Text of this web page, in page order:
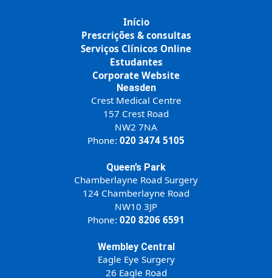
Início
Prescrições & consultas
Serviços Clínicos Online
Estudantes
Corporate Website
Neasden
Crest Medical Centre
157 Crest Road
NW2 7NA
Phone: 020 3474 5105
Queen’s Park
Chamberlayne Road Surgery
124 Chamberlayne Road
NW10 3JP
Phone: 020 8206 6591
Wembley Central
Eagle Eye Surgery
26 Eagle Road